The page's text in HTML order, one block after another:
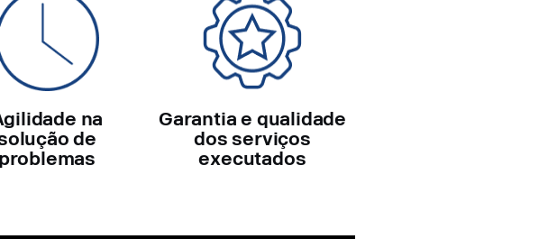
na
de
problemas
Garantia e qualidade
dos serviços
executados